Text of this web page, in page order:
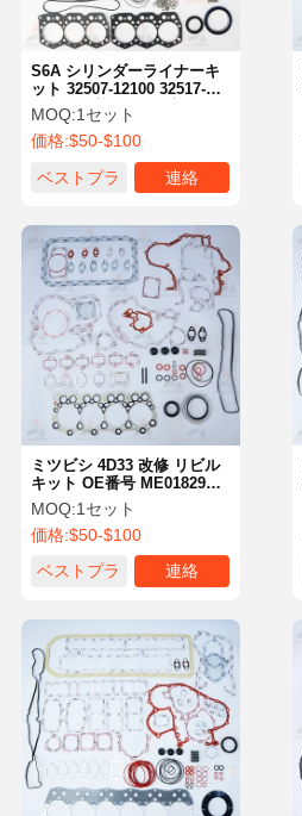
S6A シリンダーライナーキ
ット 32507-12100 32517-
60200 三菱エンジン部品用
MOQ:1セット
価格:$50-$100
ベストプラ
連絡
ミツビシ 4D33 改修 リビル
キット OE番号 ME018297
ミツビシ エンジン パーツ
MOQ:1セット
価格:$50-$100
ベストプラ
連絡